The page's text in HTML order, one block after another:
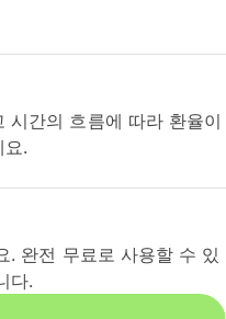
시간의 흐름에 따라 환율이
요.
. 완전 무료로 사용할 수 있
다.